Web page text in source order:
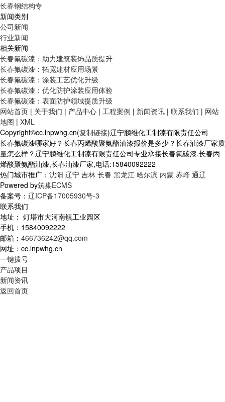
长春钢结构专
新闻类别
公司新闻
行业新闻
相关新闻
长春氟碳漆：助力建筑装饰品质提升
长春氟碳漆：拓宽建材应用场景
长春氟碳漆：涂装工艺优化升级
长春氟碳漆：优化防护涂装应用体验
长春氟碳漆：表面防护领域提质升级
网站首页 | 关于我们 | 产品中心 | 工程案例 | 新闻资讯 | 联系我们 | 网站
地图 | XML
Copyright©cc.lnpwhg.cn(复制链接)辽宁鹏维化工制漆有限责任公司
长春氟碳漆哪家好？长春丙烯酸聚氨酯油漆报价是多少？长春油漆厂家质
量怎么样？辽宁鹏维化工制漆有限责任公司专业承接长春氟碳漆,长春丙
烯酸聚氨酯油漆,长春油漆厂家,电话:15840092222
热门城市推广： 沈阳 辽宁 吉林 长春 黑龙江 哈尔滨 内蒙 赤峰 通辽
Powered by筑巢ECMS
备案号： 辽ICP备17005930号-3
联系我们
地址： 灯塔市大河南镇工业园区
手机：15840092222
邮箱： 466736242@qq.com
网址：cc.lnpwhg.cn
一键拨号
产品项目
新闻资讯
返回首页